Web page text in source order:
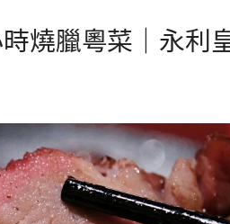
燒臘粵菜｜永利